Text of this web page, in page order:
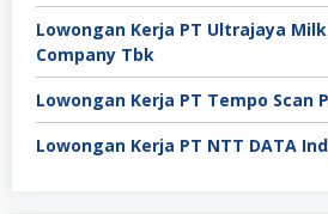
Lowongan Kerja PT Ultrajaya
Company Tbk
Lowongan Kerja PT Tempo Scan
Lowongan Kerja PT NTT DATA